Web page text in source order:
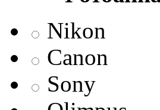
Nikon
Canon
Sony